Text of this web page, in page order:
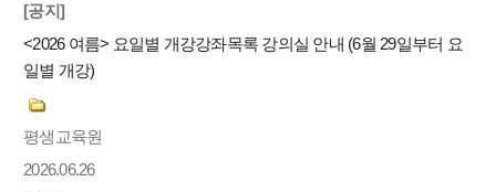
[공지]
<2026 여름> 요일별 개강강좌목록 강의실 안내 (6월 29일부터 요
일별 개강)
평생교육원
2026.06.26